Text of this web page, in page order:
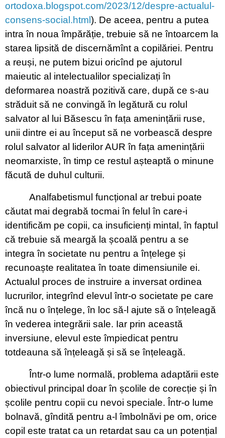
ortodoxa.blogspot.com/2023/12/despre-actualul-
consens-social.html ). De aceea, pentru a putea
intra în noua împărăție, trebuie să ne întoarcem la
starea lipsită de discernămînt a copilăriei. Pentru
a reuși, ne putem bizui oricînd pe ajutorul
maieutic al intelectualilor specializați în
deformarea noastră pozitivă care, după ce s-au
străduit să ne convingă în legătură cu rolul
salvator al lui Băsescu în fața amenințării ruse,
unii dintre ei au început să ne vorbească despre
rolul salvator al liderilor AUR în fața amenințării
neomarxiste, în timp ce restul așteaptă o minune
făcută de duhul culturii.
Analfabetismul funcțional ar trebui poate
căutat mai degrabă tocmai în felul în care-i
identificăm pe copii, ca insuficienți mintal, în faptul
că trebuie să meargă la școală pentru a se
integra în societate nu pentru a înțelege și
recunoaște realitatea în toate dimensiunile ei.
Actualul proces de instruire a inversat ordinea
lucrurilor, integrînd elevul într-o societate pe care
încă nu o înțelege, în loc să-l ajute să o înțeleagă
în vederea integrării sale. Iar prin această
inversiune, elevul este împiedicat pentru
totdeauna să înțeleagă și să se înțeleagă.
Într-o lume normală, problema adaptării este
obiectivul principal doar în școlile de corecție și în
școlile pentru copii cu nevoi speciale. Într-o lume
bolnavă, gîndită pentru a-l îmbolnăvi pe om, orice
copil este tratat ca un retardat sau ca un potențial